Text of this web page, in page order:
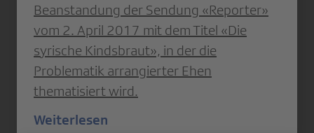
Beanstandung der Sendung «Reporter»
vom 2. April 2017 mit dem Titel «Die
syrische Kindsbraut», in der die
Problematik arrangierter Ehen
thematisiert wird.
Weiterlesen